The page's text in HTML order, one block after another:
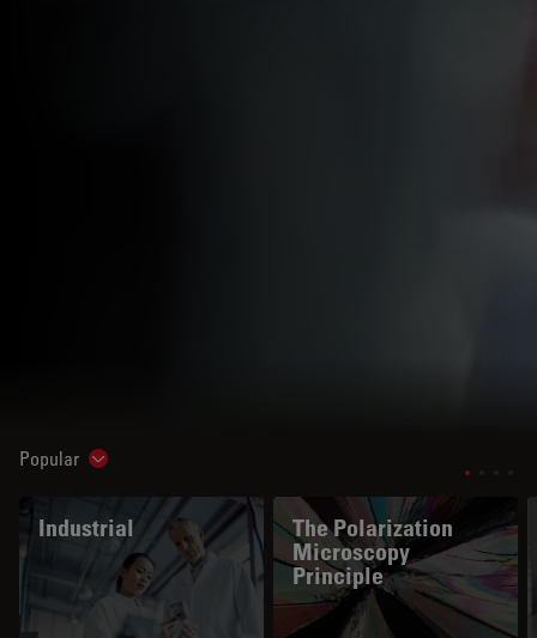
Popular Show subnavigation
Industrial
The Polarization
Microscopy
Principle